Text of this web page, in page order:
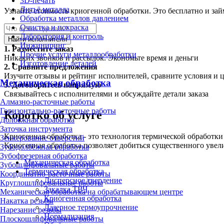
Литьё металла
Обработка металлов давлением
Очистка и покраска
Лаборатория и контроль
Инжиниринг
Прочие услуги металлообработки
Изготовление деталей
Механическая обработка
Алмазно-расточные работы
Горизонтально-расточные работы
Долбёжная обработка
Заточка инструмента
Зенкерование отверстий
Зубодолбёжная обработка
Зубофрезерная обработка
Зубошлифовальные работы
Координатно-расточные работы
Круглошлифовальные работы
Механическая обработка на обрабатывающем центре
Накатка резьбы
Нарезание резьбы
Плоскошлифовальные работы
Узнайте стоимость криогенной обработки. Это бесплатно и
Найти исполнителя
1. Разместите заказ
Никаких звонков и рассылок. Экономьте время и деньги
2. Сравните предложения
Изучите отзывы и рейтинг исполнителей, сравните условия и
3.Договоритесь напрямую
Связывайтесь с исполнителями и обсуждайте детали заказа
Коротко об услуге
Криогенная обработка - это технология термической
Криогенная обработка позволяет добиться существенного
Механическая обработка
Термическая обработка
Дисперсное твердение
Закалка ТВЧ
Криогенная обработка
Лазерное термоупрочнение
Нормализация